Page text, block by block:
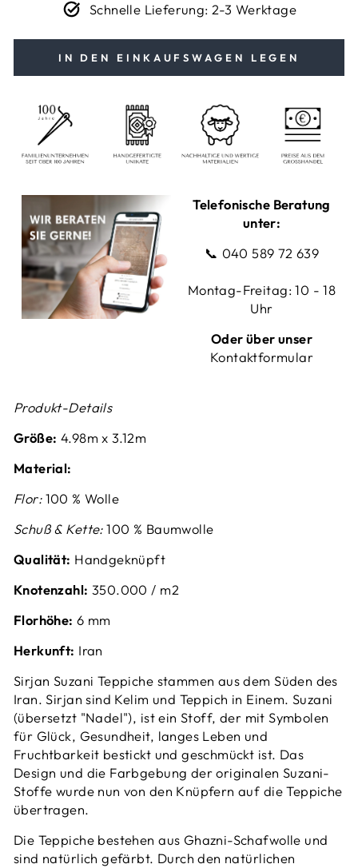
Schnelle Lieferung: 2-3 Werktage
IN DEN EINKAUFSWAGEN LEGEN
Telefonische Beratung
unter:
📞 040 589 72 639
Montag-Freitag: 10 - 18
Uhr
Oder über unser
Kontaktformular
Produkt-Details
Größe: 4.98m x 3.12m
Material:
Flor: 100 % Wolle
Schuß & Kette: 100 % Baumwolle
Qualität: Handgeknüpft
Knotenzahl: 350.000 / m2
Florhöhe: 6 mm
Herkunft: Iran
Sirjan Suzani Teppiche stammen aus dem Süden des
Iran. Sirjan sind Kelim und Teppich in Einem.Suzani
(übersetzt "Nadel"), ist ein Stoff, der mit Symbolen
für Glück, Gesundheit, langes Leben und
Fruchtbarkeit bestickt und geschmückt ist. Das
Design und die Farbgebung der originalen Suzani-
Stoffe wurde nun von den Knüpfern auf die Teppiche
übertragen.
Die Teppiche bestehen aus Ghazni-Schafwolle und
sind natürlich gefärbt. Durch den natürlichen